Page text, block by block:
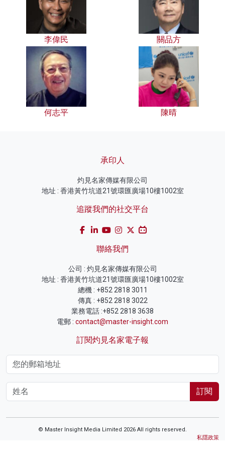
李偉民 關品方
何志平 陳晴
承印人
灼見名家傳媒有限公司
地址 : 香港黃竹坑道21號環匯廣場10樓1002室
追蹤我們的社交平台
聯絡我們
公司 : 灼見名家傳媒有限公司
地址 : 香港黃竹坑道21號環匯廣場10樓1002室
總機 : +852 2818 3011
傳真 : +852 2818 3022
業務電話 :+852 2818 3638
電郵 : contact@master-insight.com
訂閱灼見名家電子報
訂閱
© Master Insight Media Limited 2026 All rights reserved.
私隱政策